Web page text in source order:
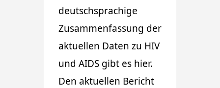
deutschsprachige
Zusammenfassung der
aktuellen Daten zu HIV
und AIDS gibt es hier.
Den aktuellen Bericht